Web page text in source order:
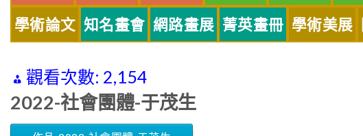
學術論文 知名畫會 網路畫展 菁英畫冊 學術美展
觀看次數: 2,154
2022-社會團體-于茂生